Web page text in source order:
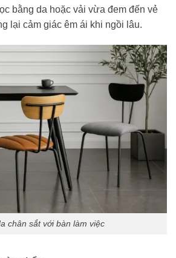
bằng da hoặc vải vừa đem đến vẻ
lại cảm giác êm ái khi ngồi lâu.
chân sắt với bàn làm việc